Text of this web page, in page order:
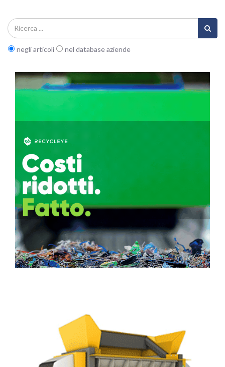
negli articoli nel database aziende